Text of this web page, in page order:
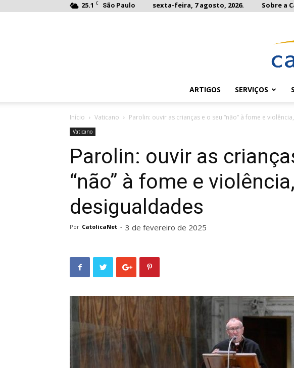
25.1 C São Paulo sexta-feira, 7 agosto, 2026. Sobre a
ARTIGOS SERVIÇOS
Início Vaticano Parolin: ouvir as crianças e o seu “não” à fome e
Vaticano
Parolin: ouvir as
“não” à fome e
desigualdades
Por CatolicaNet - 3 de fevereiro de 2025